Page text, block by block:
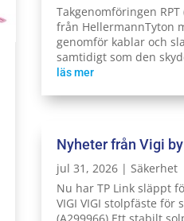
Takgenomföringen RPT
från HellermannTyton
genomför kablar och
samtidigt som den
läs mer
Nyheter från Vigi
jul 31, 2026| Säkerhet
Nu har TP Link släppt
VIGI VIGI stolpfäste för